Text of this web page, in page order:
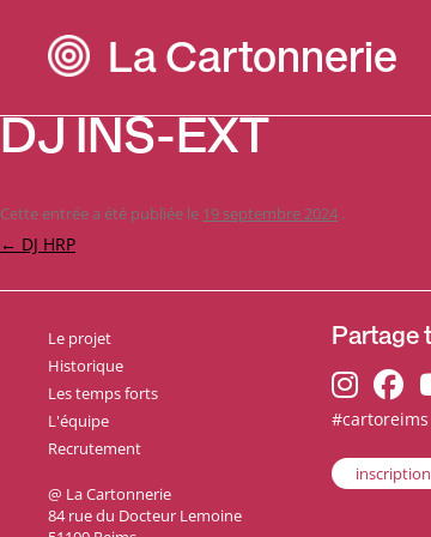
La Cartonnerie
DJ INS-EXT
Cette entrée a été publiée le 19 septembre 2024 .
Navigation
← DJ HRP
Le projet
Historique
Les temps forts
L'équipe
Recrutement
@ La Cartonnerie
84 rue du Docteur Lemoine
Partage
#cartoreims